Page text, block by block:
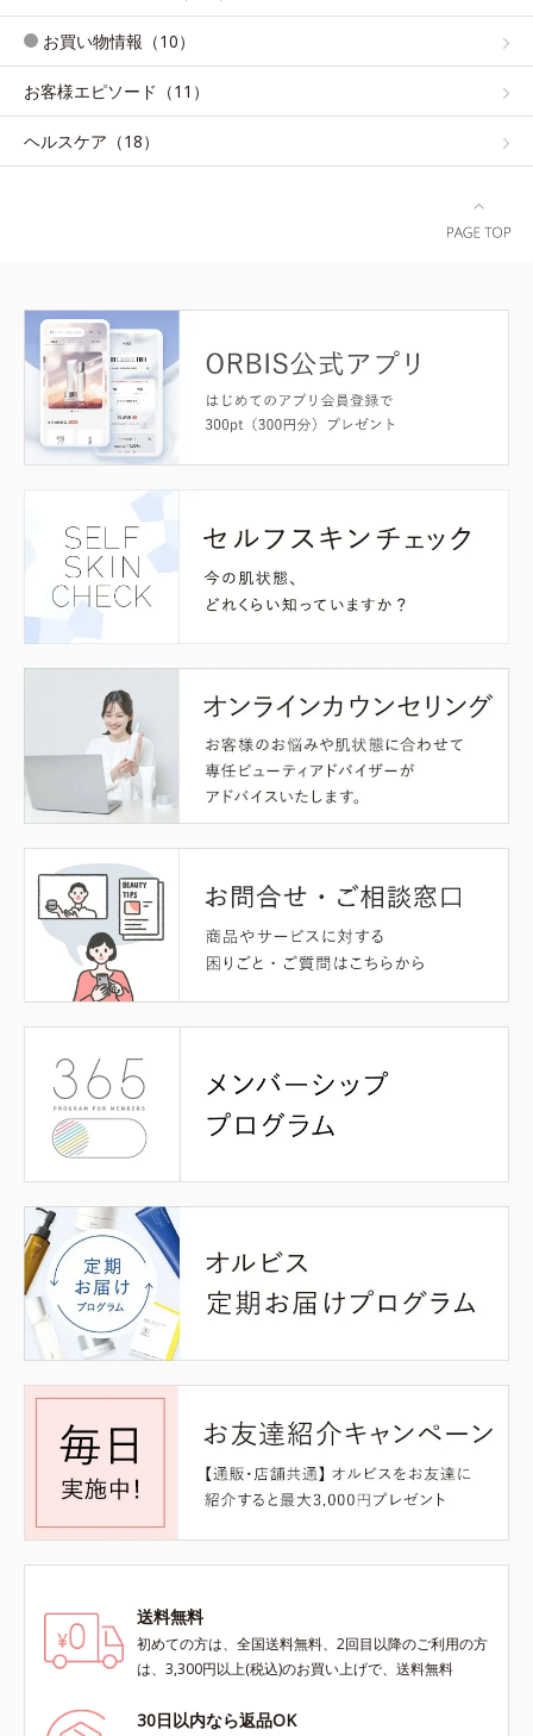
お買い物情報（10）
お客様エピソード（11）
ヘルスケア（18）
送料無料
初めての方は、全国送料無料、2回目以降のご利用の方
は、3,300円以上(税込)のお買い上げで、送料無料
30日以内なら返品OK